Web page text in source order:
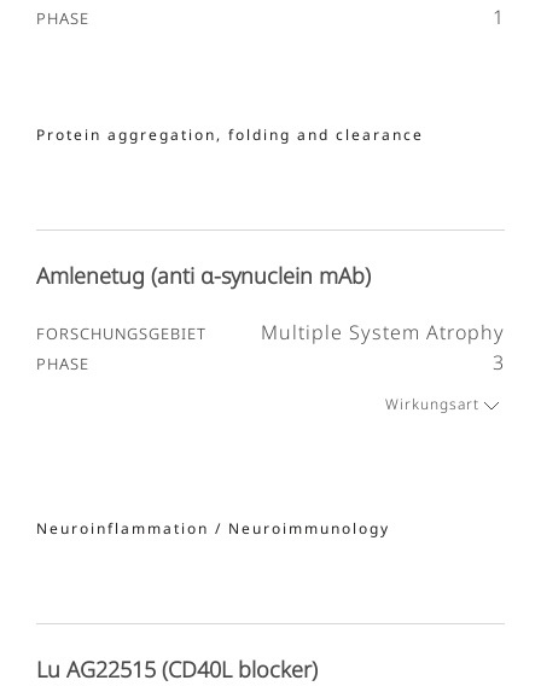
1
Protein aggregation, folding and clearance
Amlenetug (anti α-synuclein mAb)
Multiple System Atrophy
3
Wirkungsart
Neuroinflammation / Neuroimmunology
Lu AG22515 (CD40L blocker)